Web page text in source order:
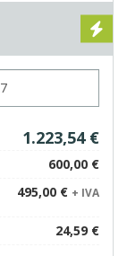
1.223,54 €
600,00 €
495,00 € + IVA
24,59 €